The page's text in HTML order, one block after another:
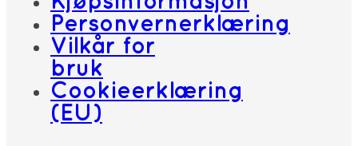
Personvernerklæring
Vilkår for
bruk
Cookieerklæring
(EU)